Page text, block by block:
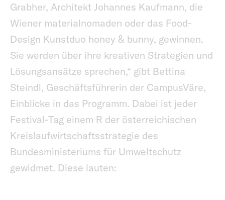
Grabher, Architekt Johannes Kaufmann, die
Wiener materialnomaden oder das Food-
Design Kunstduo honey & bunny, gewinnen.
Sie werden über ihre kreativen Strategien und
Lösungsansätze sprechen,“ gibt Bettina
Steindl, Geschäftsführerin der CampusVäre,
Einblicke in das Programm. Dabei ist jeder
Festival-Tag einem R der österreichischen
Kreislaufwirtschaftsstrategie des
Bundesministeriums für Umweltschutz
gewidmet. Diese lauten: